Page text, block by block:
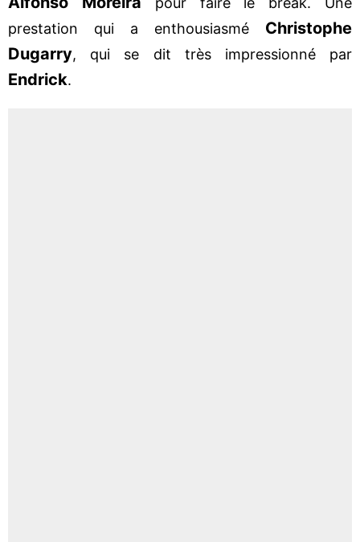
prestation qui a enthousiasmé Christophe
Dugarry, qui se dit très impressionné par
Endrick.